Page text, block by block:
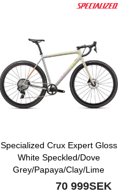
Specialized Crux Expert Gloss
White Speckled/Dove
Grey/Papaya/Clay/Lime
70 999SEK